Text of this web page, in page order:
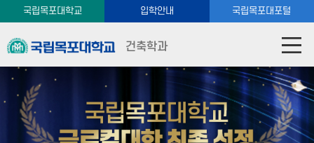
국립목포대학교 입학안내 국립목포대포털
건축학과